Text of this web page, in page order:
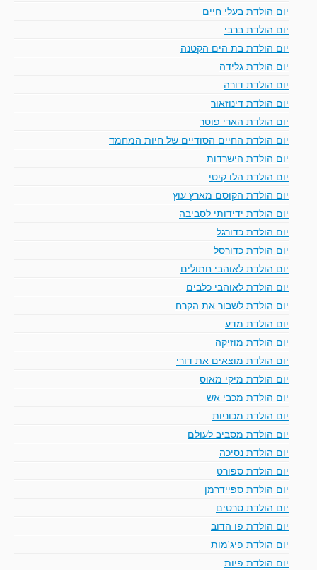
יום הולדת בעלי חיים
יום הולדת ברבי
יום הולדת בת הים הקטנה
יום הולדת גלידה
יום הולדת דורה
יום הולדת דינוזאור
יום הולדת הארי פוטר
יום הולדת החיים הסודיים של חיות המחמד
יום הולדת הישרדות
יום הולדת הלו קיטי
יום הולדת הקוסם מארץ עוץ
יום הולדת ידידותי לסביבה
יום הולדת כדורגל
יום הולדת כדורסל
יום הולדת לאוהבי חתולים
יום הולדת לאוהבי כלבים
יום הולדת לשבור את הקרח
יום הולדת מדע
יום הולדת מוזיקה
יום הולדת מוצאים את דורי
יום הולדת מיקי מאוס
יום הולדת מכבי אש
יום הולדת מכוניות
יום הולדת מסביב לעולם
יום הולדת נסיכה
יום הולדת ספורט
יום הולדת ספיידרמן
יום הולדת סרטים
יום הולדת פו הדוב
יום הולדת פיג'מות
יום הולדת פיות